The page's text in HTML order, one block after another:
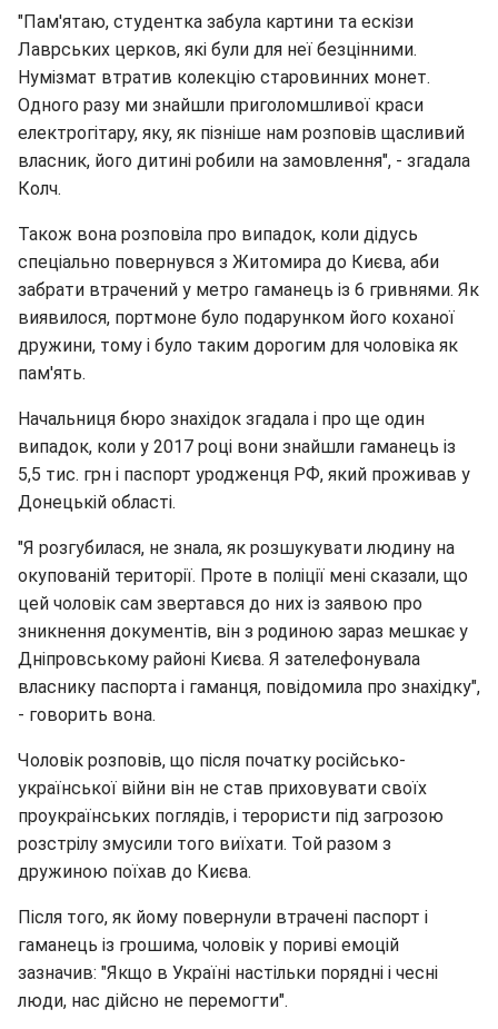
"Пам'ятаю, студентка забула картини та ескізи
Лаврських церков, які були для неї безцінними.
Нумізмат втратив колекцію старовинних монет.
Одного разу ми знайшли приголомшливої краси
електрогітару, яку, як пізніше нам розповів щасливий
власник, його дитині робили на замовлення", - згадала
Колч.
Також вона розповіла про випадок, коли дідусь
спеціально повернувся з Житомира до Києва, аби
забрати втрачений у метро гаманець із 6 гривнями. Як
виявилося, портмоне було подарунком його коханої
дружини, тому і було таким дорогим для чоловіка як
пам'ять.
Начальниця бюро знахідок згадала і про ще один
випадок, коли у 2017 році вони знайшли гаманець із
5,5 тис. грн і паспорт уродженця РФ, який проживав у
Донецькій області.
"Я розгубилася, не знала, як розшукувати людину на
окупованій території. Проте в поліції мені сказали, що
цей чоловік сам звертався до них із заявою про
зникнення документів, він з родиною зараз мешкає у
Дніпровському районі Києва. Я зателефонувала
власнику паспорта і гаманця, повідомила про знахідку",
- говорить вона.
Чоловік розповів, що після початку російсько-
української війни він не став приховувати своїх
проукраїнських поглядів, і терористи під загрозою
розстрілу змусили того виїхати. Той разом з
дружиною поїхав до Києва.
Після того, як йому повернули втрачені паспорт і
гаманець із грошима, чоловік у пориві емоцій
зазначив: "Якщо в Україні настільки порядні і чесні
люди, нас дійсно не перемогти".